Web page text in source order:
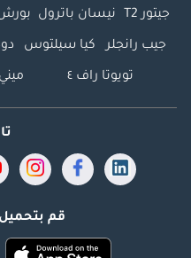
جيتور T2 نيسان باترول بورش
جيب رانجلر كيا سيلتوس
تويوتا راف ٤
قم بتحميل